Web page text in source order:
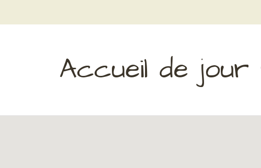
Accueil de jour